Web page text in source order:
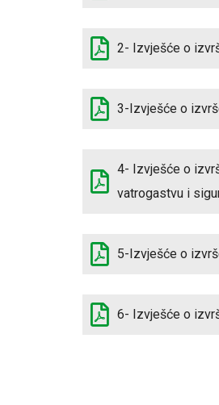
2- Izvješće o
3-Izvješće o
4- Izvješće o
vatrogastvu i
5-Izvješće o
6- Izvješće o